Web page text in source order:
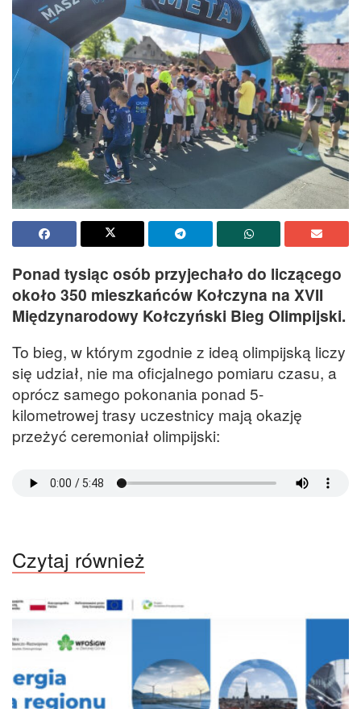
Ponad tysiąc osób przyjechało do liczącego
około 350 mieszkańców Kołczyna na XVII
Międzynarodowy Kołczyński Bieg Olimpijski.
To bieg, w którym zgodnie z ideą olimpijską liczy
się udział, nie ma oficjalnego pomiaru czasu, a
oprócz samego pokonania ponad 5-
kilometrowej trasy uczestnicy mają okazję
przeżyć ceremoniał olimpijski:
Czytaj również